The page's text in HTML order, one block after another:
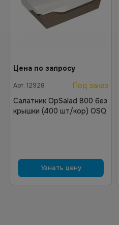
Цена по запросу
Арт. 12928
Под заказ
Салатник OpSalad 800 без
крышки (400 шт/кор) OSQ
Узнать цену